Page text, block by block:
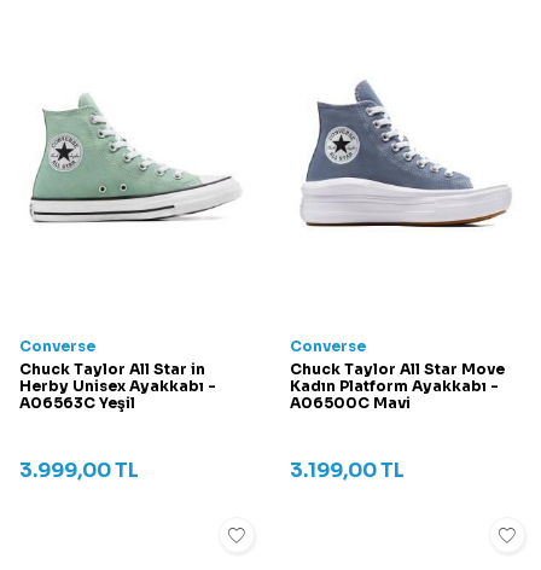
Converse
Chuck Taylor All Star in
Herby Unisex Ayakkabı -
A06563C Yeşil
3.999,00TL
Converse
Chuck Taylor All Star Move
Kadın Platform Ayakkabı -
A06500C Mavi
3.199,00TL